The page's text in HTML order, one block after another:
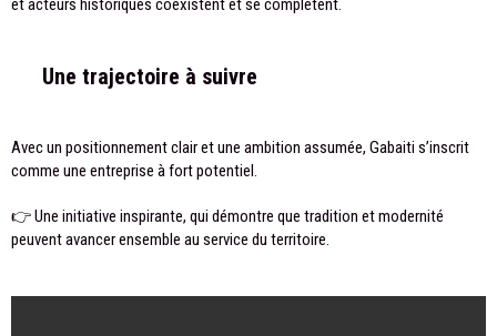
et acteurs historiques coexistent et se complètent.
Une trajectoire à suivre
Avec un positionnement clair et une ambition assumée, Gabaiti s’inscrit
comme une entreprise à fort potentiel.
👉 Une initiative inspirante, qui démontre que tradition et modernité
peuvent avancer ensemble au service du territoire.